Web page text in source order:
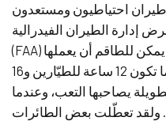
احتياطيون ومستعدون
إدارة الطيران الفيدرالية
(FAA) حداً أقصى لعدد الساعات التي يمكن للطاقم أن يعملها
يومياً في أي فترة خدمة، وغالباً ما تكون 12 ساعة للطيّارين و16
يصاحبها التعب، وعندما
ولقد تعطّلت بعض الطائرات